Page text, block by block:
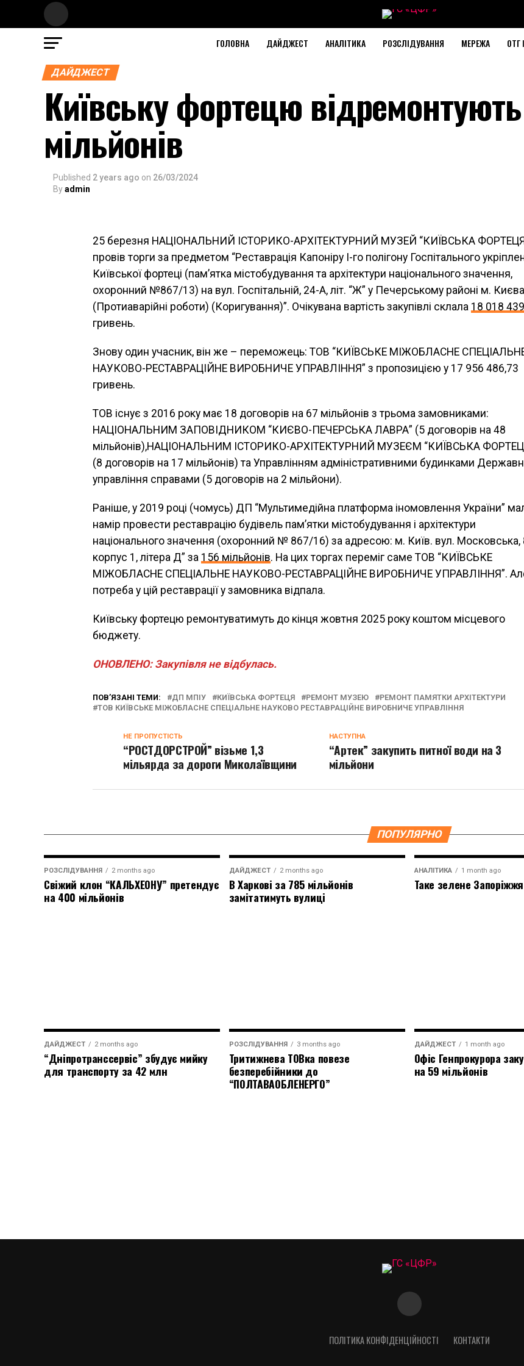
ГОЛОВНА ДАЙДЖЕСТ АНАЛІТИКА РОЗСЛІДУВАННЯ МЕРЕЖА ОТГ
ДАЙДЖЕСТ
Київську фортецю
мільйонів
Published 2 years ago on 26/03/2024
Byadmin
25 березня НАЦІОНАЛЬНИЙ ІСТОРИКО-АРХІТЕКТУРНИЙ МУЗЕЙ “КИЇВСЬКА
провів торги за предметом “Реставрація Капоніру І-го полігону Госпітального
Київської фортеці (пам’ятка містобудування та архітектури національного значення,
охоронний №867/13) на вул. Госпітальній, 24-А, літ. “Ж” у Печерському районі м.
(Протиаварійні роботи) (Коригування)”. Очікувана вартість закупівлі склала 18 018 439
гривень.
Знову один учасник, він же – переможець: ТОВ “КИЇВСЬКЕ МІЖОБЛАСНЕ
НАУКОВО-РЕСТАВРАЦІЙНЕ ВИРОБНИЧЕ УПРАВЛІННЯ” з пропозицією у 17 956 486,73
гривень.
ТОВ існує з 2016 року має 18 договорів на 67 мільйонів з трьома замовниками:
НАЦІОНАЛЬНИМ ЗАПОВІДНИКОМ “КИЄВО-ПЕЧЕРСЬКА ЛАВРА” (5 договорів на 48
мільйонів),НАЦІОНАЛЬНИМ ІСТОРИКО-АРХІТЕКТУРНИЙ МУЗЕЄМ “КИЇВСЬКА
(8 договорів на 17 мільйонів) та Управлінням адміністративними будинками
управління справами (5 договорів на 2 мільйони).
Раніше, у 2019 році (чомусь) ДП “Мультимедійна платформа іномовлення України”
намір провести реставрацію будівель пам’ятки містобудування і архітектури
національного значення (охоронний № 867/16) за адресою: м. Київ. вул. Московська,
корпус 1, літера Д” за 156 мільйонів. На цих торгах переміг саме ТОВ “КИЇВСЬКЕ
МІЖОБЛАСНЕ СПЕЦІАЛЬНЕ НАУКОВО-РЕСТАВРАЦІЙНЕ ВИРОБНИЧЕ УПРАВЛІННЯ”.
потреба у цій реставрації у замовника відпала.
Київську фортецю ремонтуватимуть до кінця жовтня 2025 року коштом місцевого
бюджету.
ОНОВЛЕНО: Закупівля не відбулась.
ПОВ’ЯЗАНІ ТЕМИ: ДП МПІУ КИЇВСЬКА ФОРТЕЦЯ РЕМОНТ МУЗЕЮ
РЕМОНТ ПАМЯТКИ АРХІТЕКТУРИ
ТОВ КИЇВСЬКЕ МІЖОБЛАСНЕ СПЕЦІАЛЬНЕ НАУКОВО РЕСТАВРАЦІЙНЕ ВИРОБНИЧЕ УПРАВЛІННЯ
НАСТУПНА
“Артек” закупить питної води на 3
мільйони
НЕ ПРОПУСТІСТЬ
“РОСТДОРСТРОЙ” візьме 1,3
мільярда за дороги Миколаївщини
ПОПУЛЯРНО
РОЗСЛІДУВАННЯ 2 months ago
Свіжий клон “КАЛЬХЕОНУ” претендує
на 400 мільйонів
ДАЙДЖЕСТ 2 months ago
В Харкові за 785 мільйонів
замітатимуть вулиці
АНАЛІТИКА 1 month ago
Таке зелене Запоріжжя
ДАЙДЖЕСТ 2 months ago
“Дніпротранссервіс” збудує мийку
для транспорту за 42 млн
РОЗСЛІДУВАННЯ 3 months ago
Тритижнева ТОВка повезе
безперебійники до
“ПОЛТАВАОБЛЕНЕРГО”
ДАЙДЖЕСТ 1 month ago
Офіс Генпрокурора
на 59 мільйонів
ПОЛІТИКА КОНФІДЕНЦІЙНОСТІ КОНТАКТИ